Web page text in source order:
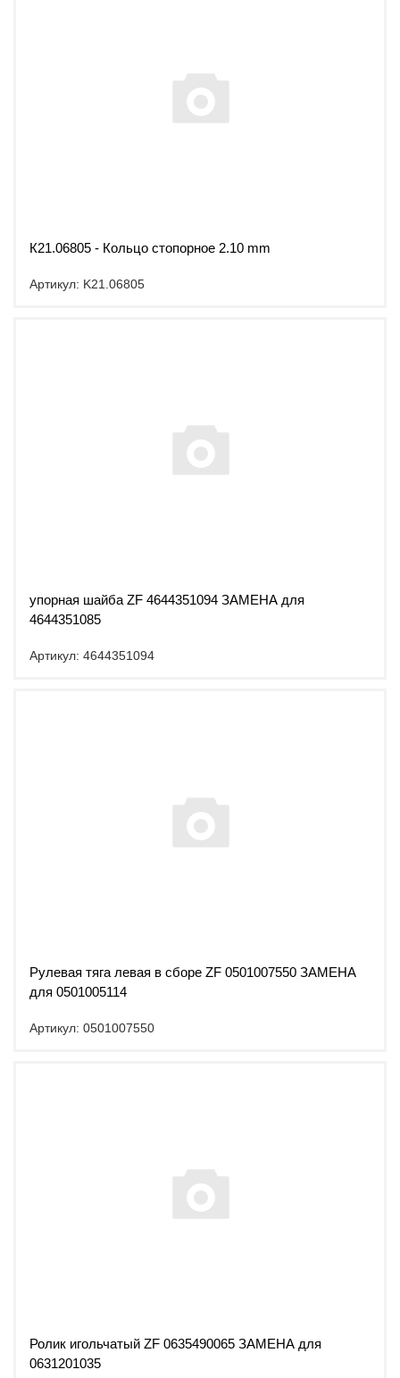
К21.06805 - Кольцо стопорное 2.10 mm
Артикул: K21.06805
упорная шайба ZF 4644351094 ЗАМЕНА для
4644351085
Артикул: 4644351094
Рулевая тяга левая в сборе ZF 0501007550 ЗАМЕНА
для 0501005114
Артикул: 0501007550
Ролик игольчатый ZF 0635490065 ЗАМЕНА для
0631201035